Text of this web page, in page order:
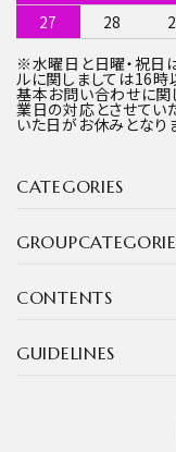
CATEGORIES
CONTENTS
27
28
※水曜日と日曜・祝日
ルに関しましては16時
基本お問い合わせに関
業日の対応とさせてい
いた日がお休みとなり
GUIDELINES